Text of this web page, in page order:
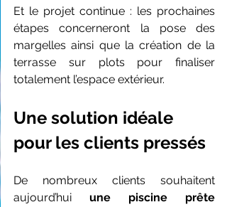
Et le projet continue : les prochaines
étapes concerneront la pose des
margelles ainsi que la création de la
terrasse sur plots pour finaliser
totalement l’espace extérieur.
Une solution idéale
pour les clients pressés
De nombreux clients souhaitent
aujourd’hui une piscine prête